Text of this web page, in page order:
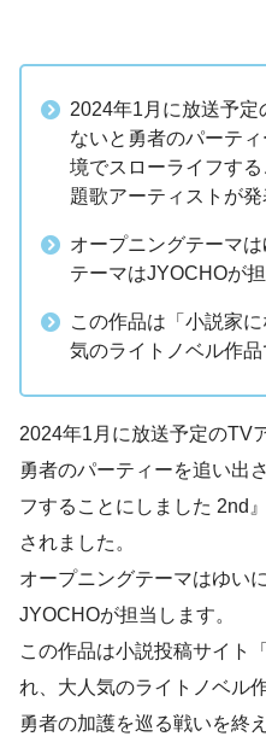
2024年1月に放送予定
ないと勇者のパーテ
境でスローライフす
題歌アーティストが発
オープニングテーマ
テーマはJYOCHOが担
この作品は「小説家
気のライトノベル作品
2024年1月に放送予定のTV
勇者のパーティーを追い出
フすることにしました 2nd
されました。
オープニングテーマはゆい
JYOCHOが担当します。
この作品は小説投稿サイト
れ、大人気のライトノベル
勇者の加護を巡る戦いを終